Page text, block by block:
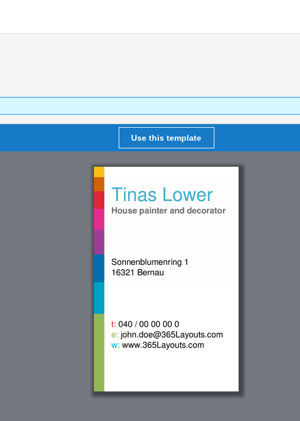
Use this template